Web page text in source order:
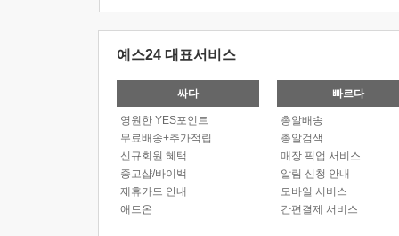
예스24 대표서비스
싸다
영원한 YES포인트
무료배송+추가적립
신규회원 혜택
중고샵/바이백
제휴카드 안내
애드온
빠르다
총알배송
총알검색
매장 픽업 서비스
알림 신청 안내
모바일 서비스
간편결제 서비스